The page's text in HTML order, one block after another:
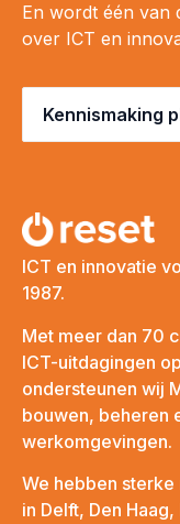
En wordt één van
over ICT en
Kennismaking
ICT en innovatie
1987.
Met meer dan 70
ICT-uitdagingen
ondersteunen wij
bouwen, beheren
werkomgevingen.
We hebben
in Delft, Den